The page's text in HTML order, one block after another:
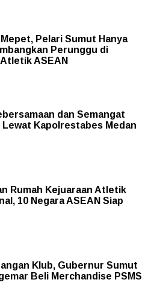
Pelari Sumut Hanya
Perunggu di
ASEAN
dan Semangat
Lewat Kapolrestabes Medan
Rumah Kejuaraan Atletik
10 Negara ASEAN Siap
Klub, Gubernur Sumut
Beli Merchandise PSMS